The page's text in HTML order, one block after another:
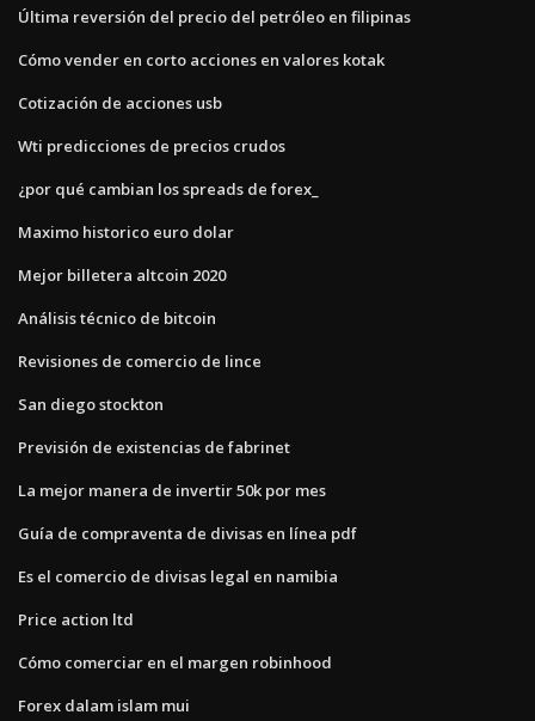
Última reversión del precio del petróleo en filipinas
Cómo vender en corto acciones en valores kotak
Cotización de acciones usb
Wti predicciones de precios crudos
¿por qué cambian los spreads de forex_
Maximo historico euro dolar
Mejor billetera altcoin 2020
Análisis técnico de bitcoin
Revisiones de comercio de lince
San diego stockton
Previsión de existencias de fabrinet
La mejor manera de invertir 50k por mes
Guía de compraventa de divisas en línea pdf
Es el comercio de divisas legal en namibia
Price action ltd
Cómo comerciar en el margen robinhood
Forex dalam islam mui